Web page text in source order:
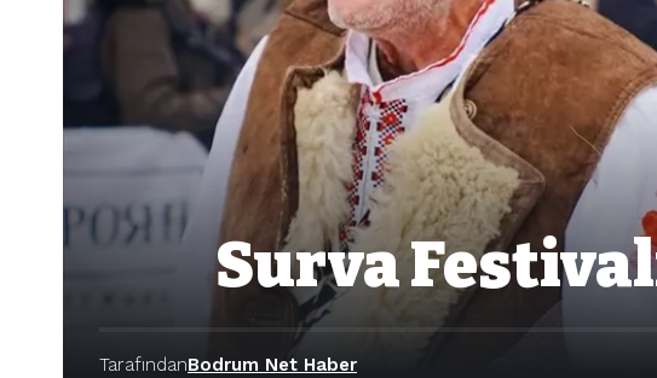
Surva
TarafındanBodrum Net Haber